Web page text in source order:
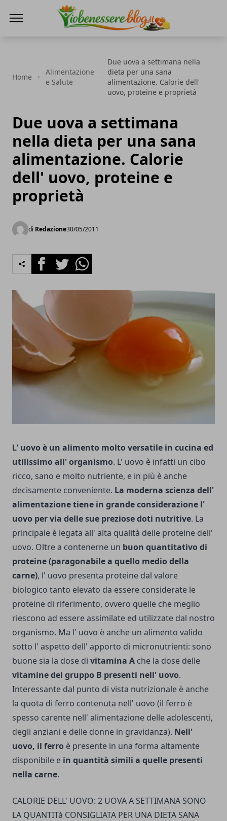
Home
Alimentazione
e Salute
Due uova a settimana nella
dieta per una sana
alimentazione. Calorie dell'
uovo, proteine e proprietà
Due uova a settimana
nella dieta per una sana
alimentazione. Calorie
dell' uovo, proteine e
proprietà
di Redazione30/05/2011
FacebookTwitterWhatsapp
L' uovo è un alimento molto versatile in cucina ed
utilissimo all' organismo. L' uovo è infatti un cibo
ricco, sano e molto nutriente, e in più è anche
decisa­mente con­veniente. La moderna scienza dell'
ali­mentazione tiene in grande considerazione l'
uovo per via delle sue preziose doti nutritive. La
principale è legata all' alta qualità delle proteine dell'
uovo. Oltre a contenerne un buon quantitativo di
proteine (paragonabile a quello medio della
carne), l' uovo presenta proteine dal valore
biologico tanto elevato da essere considerate le
proteine di riferimento, ovvero quelle che meglio
riescono ad essere assimilate ed utilizzate dal nostro
organismo. Ma l' uovo è anche un alimento valido
sotto l' aspetto dell' apporto di micronutrienti: sono
buone sia la dose di vitamina A che la dose delle
vitamine del gruppo B presenti nell' uovo.
Interessante dal punto di vista nutrizionale è anche
la quota di ferro contenuta nell' uovo (il ferro è
spesso carente nell' alimentazione delle adolescenti,
degli anziani e delle donne in gravidanza). Nell'
uovo, il ferro è presente in una forma altamente
disponibile e in quantità simili a quelle presenti
nella carne.
CALORIE DELL' UOVO: 2 UOVA A SETTIMANA SONO
LA QUANTITà CONSIGLIATA PER UNA DIETA SANA